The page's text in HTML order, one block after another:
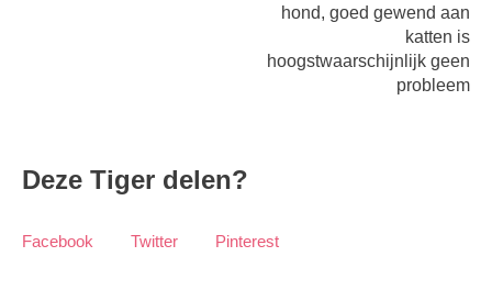
hond, goed gewend aan
katten is
hoogstwaarschijnlijk geen
probleem
Deze Tiger delen?
Facebook Twitter Pinterest